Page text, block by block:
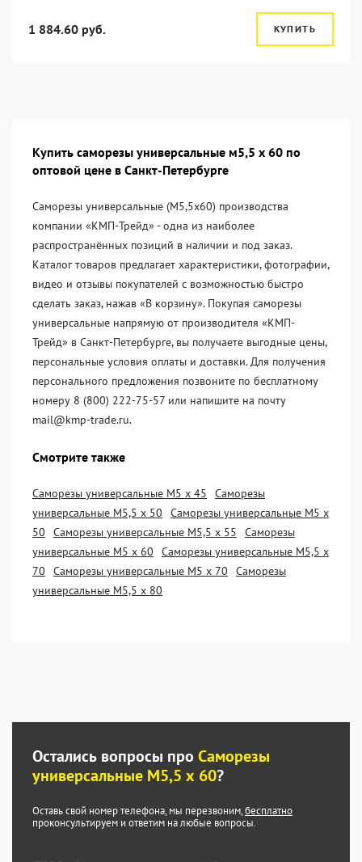
1 884.60 руб. КУПИТЬ
Купить саморезы универсальные м5,5 х 60 по
оптовой цене в Санкт-Петербурге
Саморезы универсальные (М5,5х60) производства
компании «KМП-Трейд» - одна из наиболее
распространённых позиций в наличии и под заказ.
Каталог товаров предлагает характеристики, фотографии,
видео и отзывы покупателей с возможностью быстро
сделать заказ, нажав «В корзину». Покупая саморезы
универсальные напрямую от производителя «KМП-
Трейд» в Санкт-Петербурге, вы получаете выгодные цены,
персональные условия оплаты и доставки. Для получения
персонального предложения позвоните по бесплатному
номеру 8 (800) 222-75-57 или напишите на почту
mail@kmp-trade.ru.
Смотрите также
Саморезы универсальные М5 х 45
Саморезы
универсальные М5,5 х 50
Саморезы универсальные М5 х
50
Саморезы универсальные М5,5 х 55
Саморезы
универсальные М5 х 60
Саморезы универсальные М5,5 х
70
Саморезы универсальные М5 х 70
Саморезы
универсальные М5,5 х 80
Остались вопросы про Саморезы
универсальные М5,5 х 60?
Оставь свой номер телефона, мы перезвоним,бесплатно
проконсультируем и ответим на любые вопросы.